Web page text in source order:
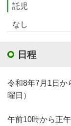
託児
なし
日程
令和8年7月1日か
曜日）
午前10時から正午